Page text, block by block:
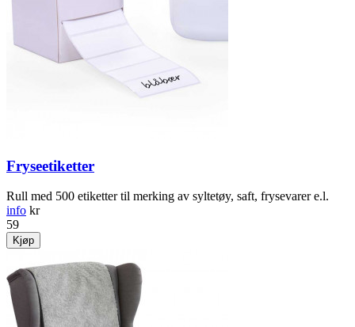
Fryseetiketter
Rull med 500 etiketter til merking av syltetøy, saft, frysevarer e.l.
info kr
59
Kjøp